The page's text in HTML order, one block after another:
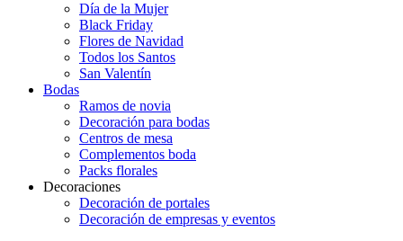
Día de la Mujer
Black Friday
Flores de Navidad
Todos los Santos
San Valentín
Bodas
Ramos de novia
Decoración para bodas
Centros de mesa
Complementos boda
Packs florales
Decoraciones
Decoración de portales
Decoración de empresas y eventos